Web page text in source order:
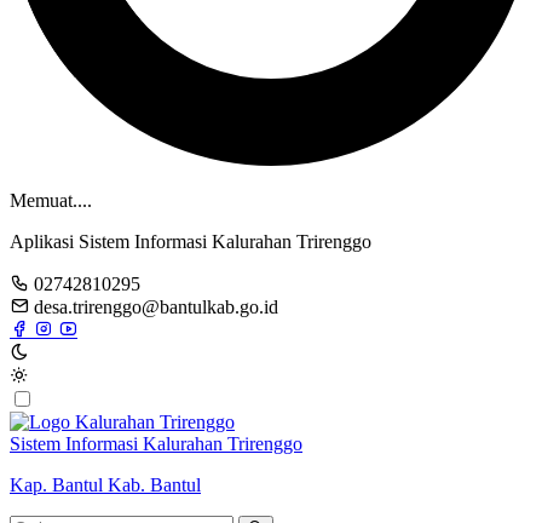
Memuat....
Aplikasi Sistem Informasi Kalurahan Trirenggo
02742810295
desa.trirenggo@bantulkab.go.id
Sistem Informasi Kalurahan Trirenggo
Kap. Bantul Kab. Bantul